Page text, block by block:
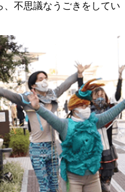
、不思議なうごきをしてい